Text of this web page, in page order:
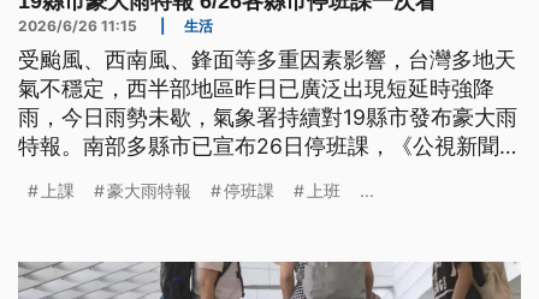
2026/6/26 11:15 生活
受颱風、西南風、鋒面等多重因素影響，台灣多地天
氣不穩定，西半部地區昨日已廣泛出現短延時強降
雨，今日雨勢未歇，氣象署持續對19縣市發布豪大雨
特報。南部多縣市已宣布26日停班課，《公視新聞
上課 豪大雨特報 停班課 上班 ...